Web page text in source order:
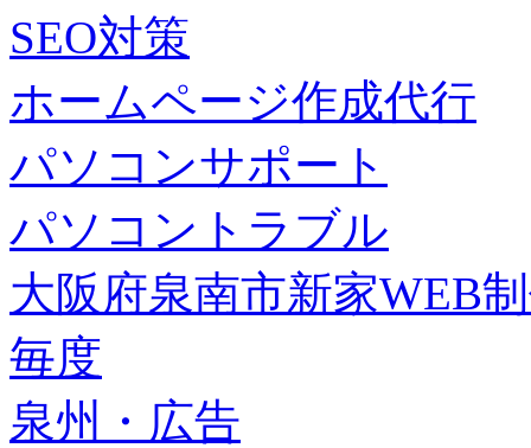
SEO対策
ホームページ作成代行
パソコンサポート
パソコントラブル
大阪府泉南市新家WEB
毎度
泉州・広告